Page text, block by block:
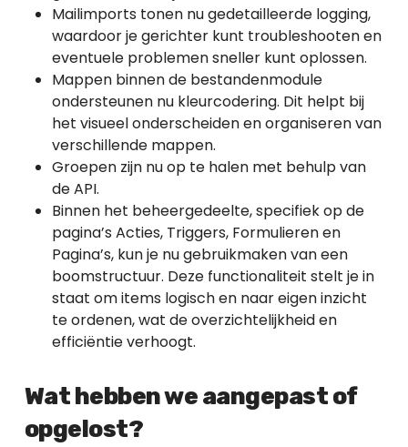
Mailimports tonen nu gedetailleerde logging,
waardoor je gerichter kunt troubleshooten en
eventuele problemen sneller kunt oplossen.
Mappen binnen de bestandenmodule
ondersteunen nu kleurcodering. Dit helpt bij
het visueel onderscheiden en organiseren van
verschillende mappen.
Groepen zijn nu op te halen met behulp van
de API.
Binnen het beheergedeelte, specifiek op de
pagina’s Acties, Triggers, Formulieren en
Pagina’s, kun je nu gebruikmaken van een
boomstructuur. Deze functionaliteit stelt je in
staat om items logisch en naar eigen inzicht
te ordenen, wat de overzichtelijkheid en
efficiëntie verhoogt.
Wat hebben we aangepast of
opgelost?